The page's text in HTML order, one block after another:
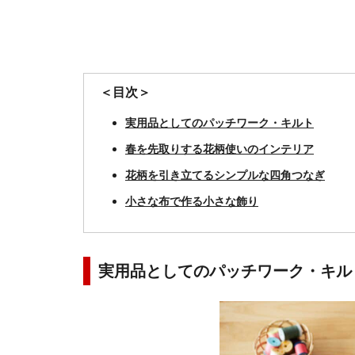
＜目次＞
実用品としてのパッチワーク・キルト
春を先取りする花柄使いのインテリア
花柄を引き立てるシンプルな四角つなぎ
小さな布で作る小さな飾り
実用品としてのパッチワーク・キル